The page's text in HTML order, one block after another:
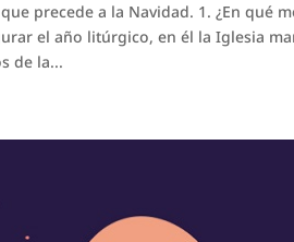
precede a la Navidad. 1. ¿En qué
el año litúrgico, en él la Iglesia
de la...